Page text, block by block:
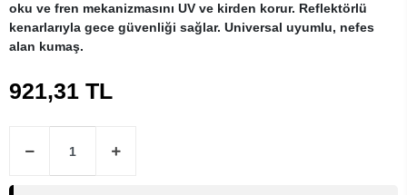
oku ve fren mekanizmasını UV ve kirden korur. Reflektörlü
kenarlarıyla gece güvenliği sağlar. Universal uyumlu, nefes
alan kumaş.
921,31 TL